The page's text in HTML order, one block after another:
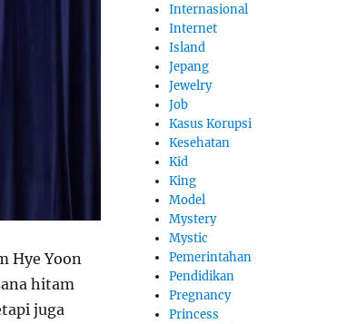
Hye Yoon
hitam
juga
Internasional
Internet
Island
Jepang
Jewelry
Job
Kasus Korupsi
Kesehatan
Kid
King
Model
Mystery
Mystic
Pemerintahan
Pendidikan
Pregnancy
Princess